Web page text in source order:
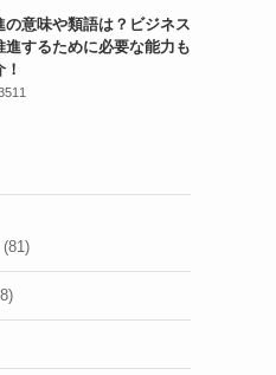
の意味や類語は？ビジネス
進するために必要な能力も
(81)